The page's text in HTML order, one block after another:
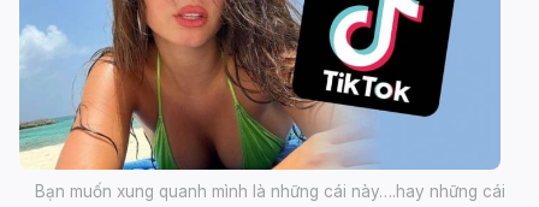
Bạn muốn xung quanh mình là những cái này….hay những cái